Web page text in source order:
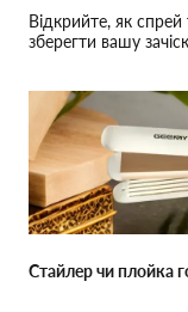
Відкрийте, як
зберегти вашу
Стайлер чи плойка